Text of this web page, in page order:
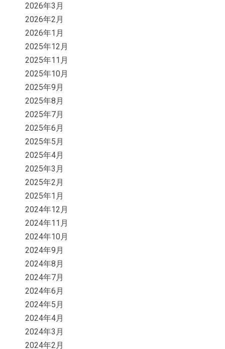
2026年3月
2026年2月
2026年1月
2025年12月
2025年11月
2025年10月
2025年9月
2025年8月
2025年7月
2025年6月
2025年5月
2025年4月
2025年3月
2025年2月
2025年1月
2024年12月
2024年11月
2024年10月
2024年9月
2024年8月
2024年7月
2024年6月
2024年5月
2024年4月
2024年3月
2024年2月